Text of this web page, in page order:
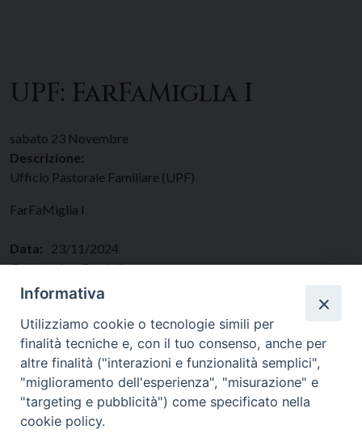
UPF: FarFaMiglia I
sabato 23 Novembre
Descrizione:
Ufficio Pastorale Familiare (UPF)
FarFaMiglia I
Data:
23/11/2024
Categorie: Famiglie
Regione: Lazio
Informativa
Utilizziamo cookie o tecnologie simili per
finalità tecniche e, con il tuo consenso, anche per
altre finalità ("interazioni e funzionalità semplici",
"miglioramento dell'esperienza", "misurazione" e
"targeting e pubblicità") come specificato nella
cookie policy.